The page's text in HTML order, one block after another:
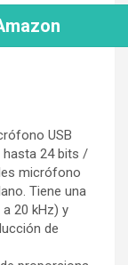
USB
24 bits /
micrófono
Tiene una
20 kHz) y
de